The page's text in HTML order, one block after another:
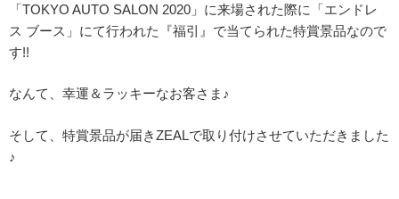
「TOKYO AUTO SALON 2020」に来場された際に「エンドレ
ス ブース」にて行われた『福引』で当てられた特賞景品なので
す!!
なんて、幸運＆ラッキーなお客さま♪
そして、特賞景品が届きZEALで取り付けさせていただきました
♪